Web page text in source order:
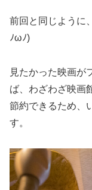
前回と同じように
ﾉωﾉ)
見たかった映画が
ば、わざわざ映画
節約できるため、
す。